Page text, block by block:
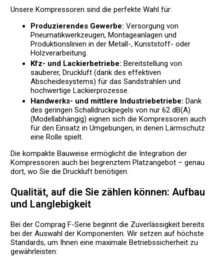
Unsere Kompressoren sind die perfekte Wahl für:
Produzierendes Gewerbe: Versorgung von
Pneumatikwerkzeugen, Montageanlagen und
Produktionslinien in der Metall-, Kunststoff- oder
Holzverarbeitung.
Kfz- und Lackierbetriebe: Bereitstellung von
sauberer, Druckluft (dank des effektiven
Abscheidesystems) für das Sandstrahlen und
hochwertige Lackierprozesse.
Handwerks- und mittlere Industriebetriebe: Dank
des geringen Schalldruckpegels von nur 62 dB(A)
(Modellabhängig) eignen sich die Kompressoren auch
für den Einsatz in Umgebungen, in denen Lärmschutz
eine Rolle spielt.
Die kompakte Bauweise ermöglicht die Integration der
Kompressoren auch bei begrenztem Platzangebot – genau
dort, wo Sie die Druckluft benötigen.
Qualität, auf die Sie zählen können: Aufbau
und Langlebigkeit
Bei der Comprag F-Serie beginnt die Zuverlässigkeit bereits
bei der Auswahl der Komponenten. Wir setzen auf höchste
Standards, um Ihnen eine maximale Betriebssicherheit zu
gewährleisten: